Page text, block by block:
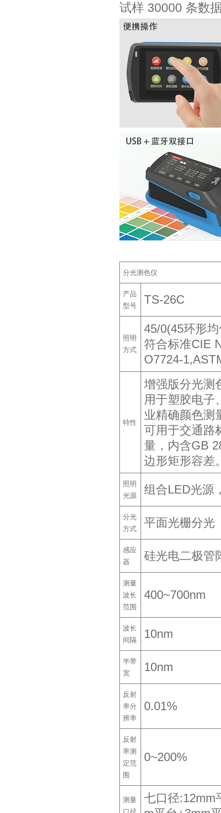
试样 30000 条数
分光测色仪
产品
型号
TS-26C
照明
方式
45/0(45环形
符合标准CIE
O7724-
特性
增强版分光测
用于塑胶电子
业精确颜色测
可用于交通路
量，内含GB
边形矩形容差
照明
光源
组合LED光源
分光
方式
平面光栅分光
感应
器
硅光电二极管
测量
波长
范围
400~700nm
波长
间隔
10nm
半带
宽
10nm
反射
率分
辨率
0.01%
反射
率测
定范
围
0~200%
测量
七口径:12mm